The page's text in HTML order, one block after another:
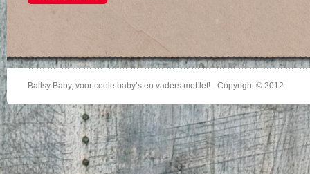
Ballsy Baby, voor coole baby’s en vaders met lef! - Copyright © 2012